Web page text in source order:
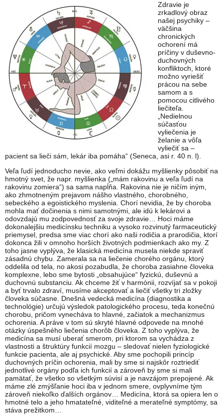
Zdravie je
zrkadlový obraz
našej psychiky –
väčšina
chronických
ochorení má
príčiny v duševno-
duchovných
konfliktoch, ktoré
možno vyriešiť
prácou na sebe
samom a s
pomocou citlivého
liečiteľa.
„Nedielnou
súčasťou
vyliečenia je
želanie a vôľa
vyliečiť sa –
pacient sa lieči sám, lekár iba pomáha“ (Seneca, asi r. 40 n. l).
Veľa ľudí jednoducho nevie, ako veľmi dokážu myšlienky pôsobiť na
hmotný svet, že napr. myšlienka („mám rakovinu a veľa ľudí na
rakovinu zomiera“) sa sama napĺňa. Rakovina nie je ničím iným,
ako zhmotneným prejavom nášho vlastného, chorobného,
sebeckého a egoistického myslenia. Chorí nevidia, že by choroba
mohla mať dočinenia s nimi samotnými, ale idú k lekárovi a
odovzdajú mu zodpovednosť za svoje zdravie… Hoci máme
dokonalejšiu medicínsku techniku a vysoko rozvinutý farmaceutický
priemysel, predsa sme viac chorí ako naši rodičia a prarodičia, ktorí
dokonca žili v omnoho horších životných podmienkach ako my. Z
toho jasne vyplýva, že klasická medicína musela niekde spraviť
zásadnú chybu. Zamerala sa na liečenie chorého orgánu, ktorý
oddelila od tela, no akosi pozabudla, že choroba zasiahne človeka
komplexne, lebo sme bytosti „obsahujúce“ fyzickú, duševnú a
duchovnú substanciu. Ak chceme žiť v harmónii, rozvíjať sa v pokoji
a byť trvalo zdraví, musíme akceptovať a liečiť všetky tri zložky
človeka súčasne. Dnešná vedecká medicína (diagnostika a
technológie) určujú výsledok patologického procesu, teda konečnú
chorobu, pričom vynecháva to hlavné, začiatok a mechanizmus
ochorenia. A práve v tom sú skryté hlavné odpovede na mnohé
otázky úspešného liečenia chorôb človeka. Z toho vyplýva, že
medicína sa musí uberať smerom, pri ktorom sa vychádza z
vlastnosti a štruktúry funkcií mozgu – sledovať nielen fyziologické
funkcie pacienta, ale aj psychické. Aby sme pochopili princíp
duchovných príčin ochorenia, mali by sme si najskôr roztriediť
jednotlivé orgány podľa ich funkcií a zároveň by sme si mali
pamätať, že všetko so všetkým súvisí a je navzájom prepojené. Ak
máme zlé zmýšľanie hoci iba v jednom smere, ovplyvníme tým
zároveň niekoľko ďalších orgánov… Medicína, ktorá sa opiera len o
hmotné telo a jeho hmatateľné, viditeľné a merateľné symptómy, sa
stáva prežitkom…